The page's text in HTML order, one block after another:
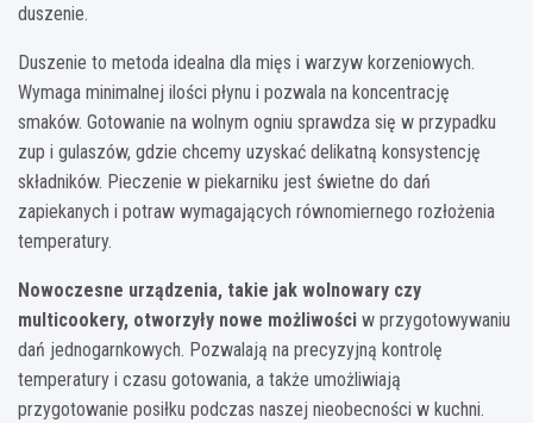
duszenie.
Duszenie to metoda idealna dla mięs i warzyw korzeniowych.
Wymaga minimalnej ilości płynu i pozwala na koncentrację
smaków. Gotowanie na wolnym ogniu sprawdza się w przypadku
zup i gulaszów, gdzie chcemy uzyskać delikatną konsystencję
składników. Pieczenie w piekarniku jest świetne do dań
zapiekanych i potraw wymagających równomiernego rozłożenia
temperatury.
Nowoczesne urządzenia, takie jak wolnowary czy
multicookery, otworzyły nowe możliwości w przygotowywaniu
dań jednogarnkowych. Pozwalają na precyzyjną kontrolę
temperatury i czasu gotowania, a także umożliwiają
przygotowanie posiłku podczas naszej nieobecności w kuchni.